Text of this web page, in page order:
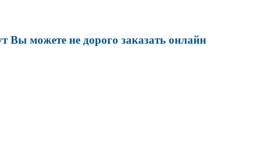
Вы можете не дорого заказать онлайн